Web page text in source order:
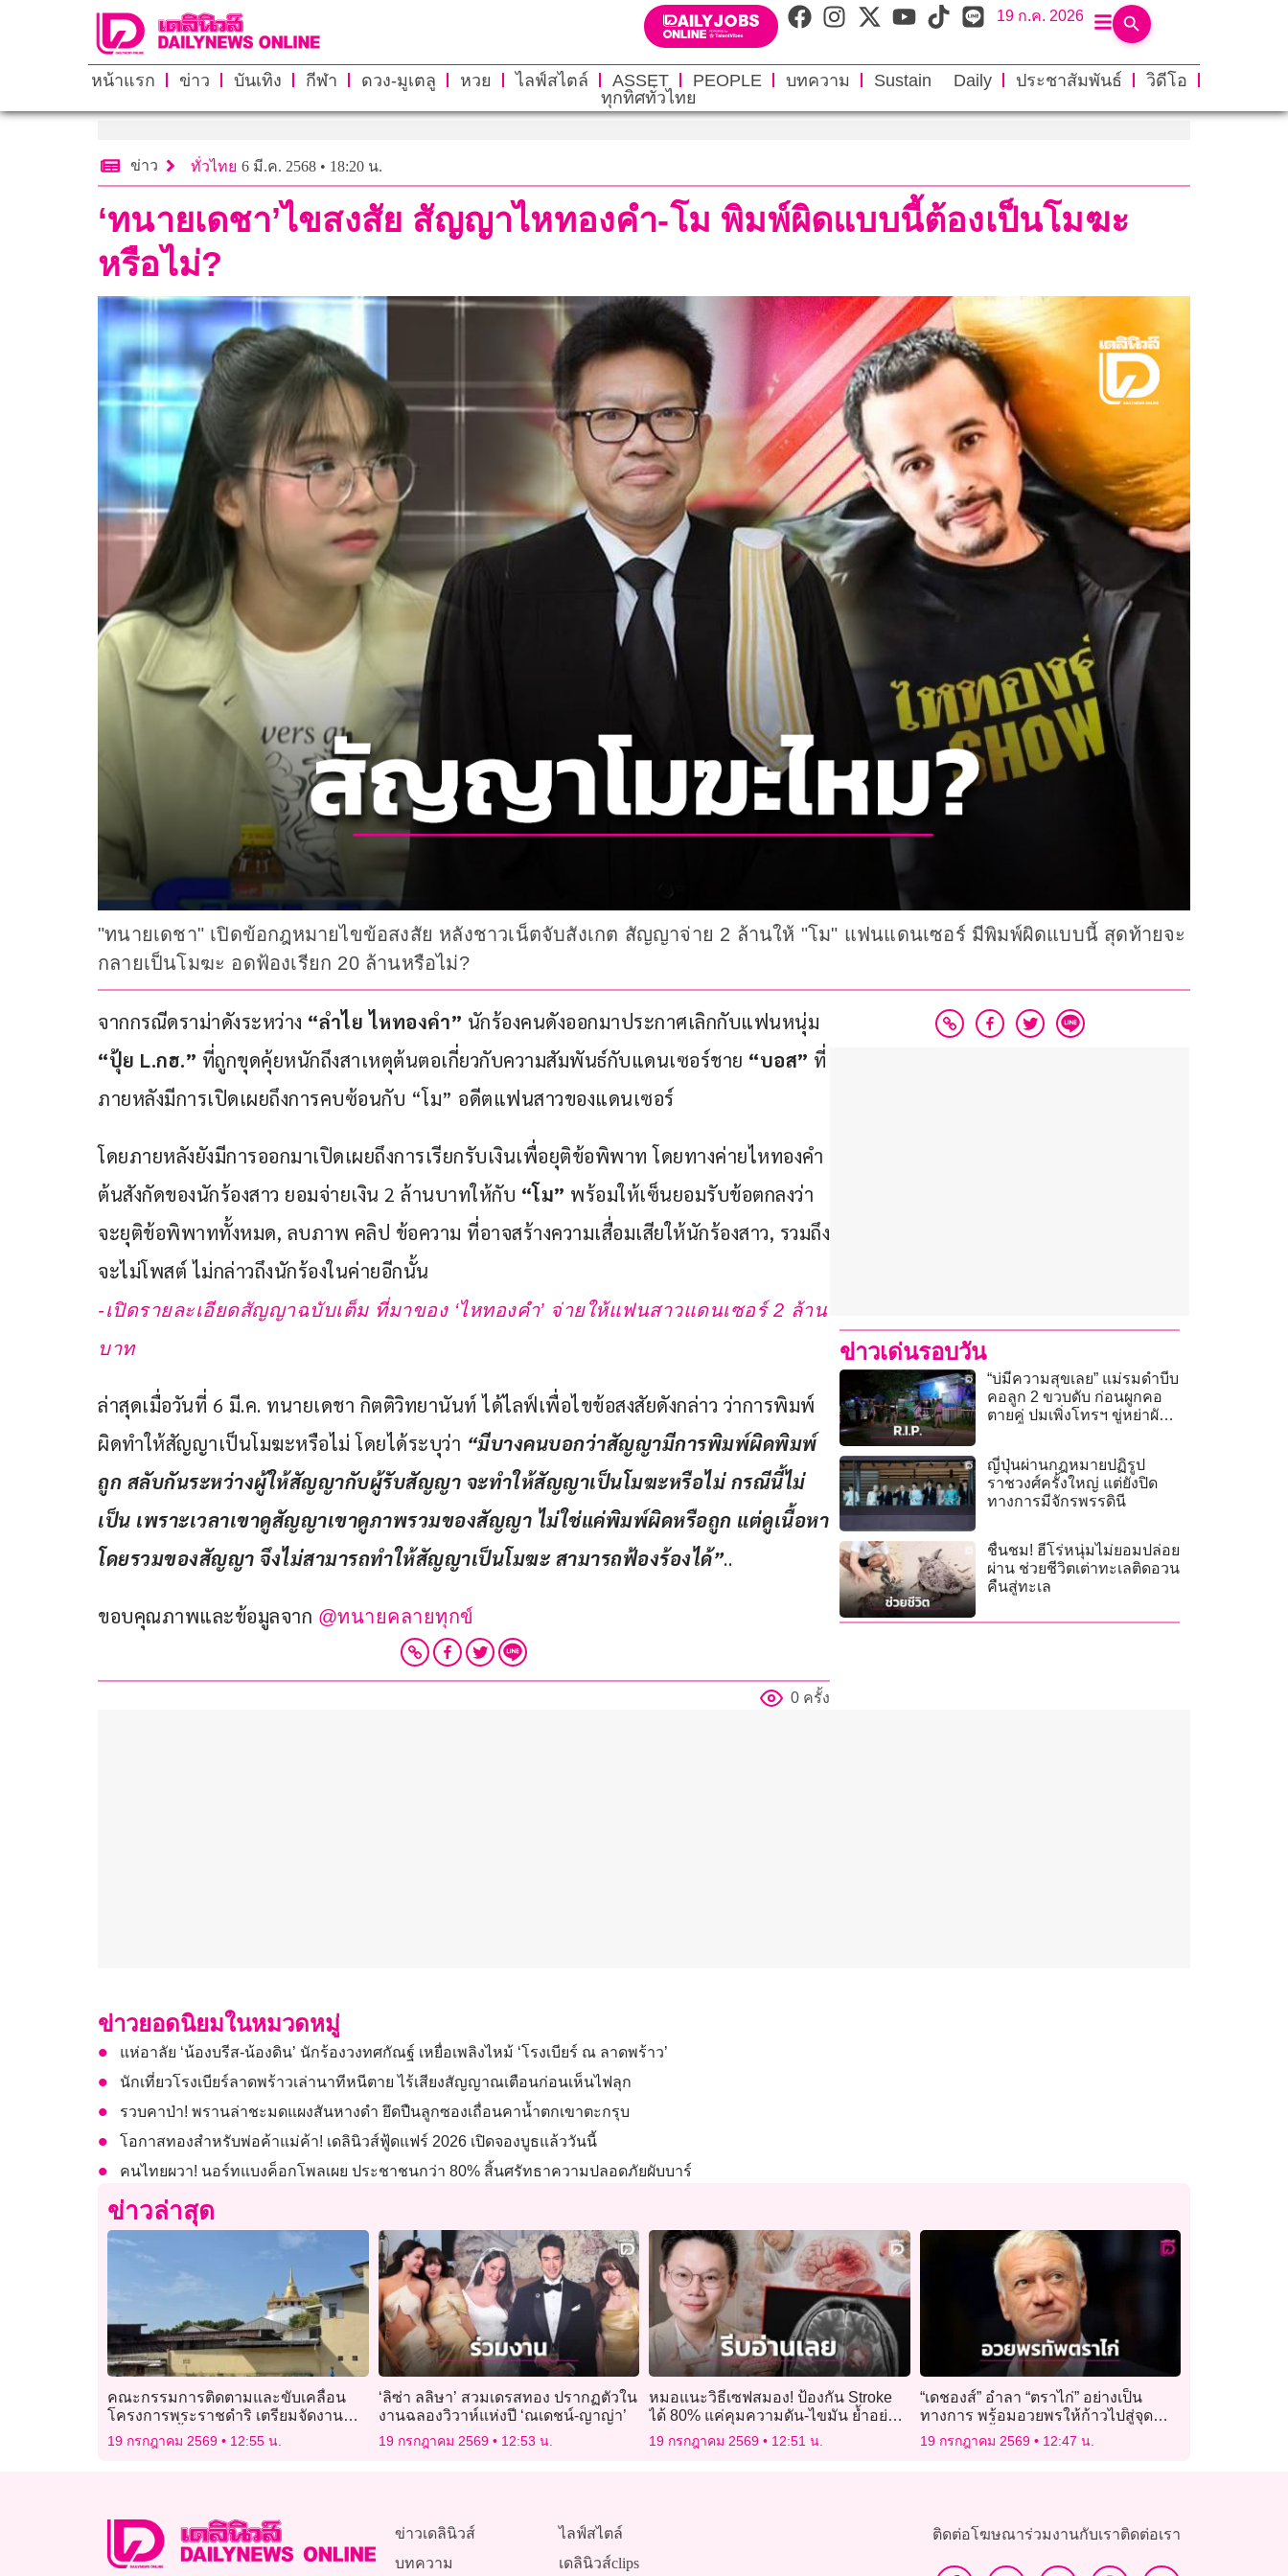
19 ก.ค. 2026
หน้าแรก ข่าว บันเทิง กีฬา ดวง-มูเตลู หวย ไลฟ์สไตล์ ASSET PEOPLE บทความ Sustain Daily ประชาสัมพันธ์
วิดีโอ
ทุกทิศทั่วไทย
ข่าว ทั่วไทย 6 มี.ค. 2568 • 18:20 น.
‘ทนายเดชา’ไขสงสัย สัญญาไหทองคำ-โม พิมพ์ผิดแบบนี้ต้องเป็นโมฆะ
หรือไม่?
"ทนายเดชา" เปิดข้อกฎหมายไขข้อสงสัย หลังชาวเน็ตจับสังเกต สัญญาจ่าย 2 ล้านให้ "โม" แฟนแดนเซอร์ มีพิมพ์ผิดแบบนี้ สุดท้ายจะ
กลายเป็นโมฆะ อดฟ้องเรียก 20 ล้านหรือไม่?
จากกรณีดราม่าดังระหว่าง “ลำไย ไหทองคำ” นักร้องคนดังออกมาประกาศเลิกกับแฟนหนุ่ม
“ปุ้ย L.กฮ.” ที่ถูกขุดคุ้ยหนักถึงสาเหตุต้นตอเกี่ยวกับความสัมพันธ์กับแดนเซอร์ชาย “บอส” ที่
ภายหลังมีการเปิดเผยถึงการคบซ้อนกับ “โม” อดีตแฟนสาวของแดนเซอร์
โดยภายหลังยังมีการออกมาเปิดเผยถึงการเรียกรับเงินเพื่อยุติข้อพิพาท โดยทางค่ายไหทองคำ
ต้นสังกัดของนักร้องสาว ยอมจ่ายเงิน 2 ล้านบาทให้กับ “โม” พร้อมให้เซ็นยอมรับข้อตกลงว่า
จะยุติข้อพิพาททั้งหมด, ลบภาพ คลิป ข้อความ ที่อาจสร้างความเสื่อมเสียให้นักร้องสาว, รวมถึง
จะไม่โพสต์ ไม่กล่าวถึงนักร้องในค่ายอีกนั้น
-เปิดรายละเอียดสัญญาฉบับเต็ม ที่มาของ ‘ไหทองคำ’ จ่ายให้แฟนสาวแดนเซอร์ 2 ล้าน
บาท
ล่าสุดเมื่อวันที่ 6 มี.ค. ทนายเดชา กิตติวิทยานันท์ ได้ไลฟ์เพื่อไขข้อสงสัยดังกล่าว ว่าการพิมพ์
ผิดทำให้สัญญาเป็นโมฆะหรือไม่ โดยได้ระบุว่า “มีบางคนบอกว่าสัญญามีการพิมพ์ผิดพิมพ์
ถูก สลับกันระหว่างผู้ให้สัญญากับผู้รับสัญญา จะทำให้สัญญาเป็นโมฆะหรือไม่ กรณีนี้ไม่
เป็น เพราะเวลาเขาดูสัญญาเขาดูภาพรวมของสัญญา ไม่ใช่แค่พิมพ์ผิดหรือถูก แต่ดูเนื้อหา
โดยรวมของสัญญา จึงไม่สามารถทำให้สัญญาเป็นโมฆะ สามารถฟ้องร้องได้”..
ขอบคุณภาพและข้อมูลจาก @ทนายคลายทุกข์
0 ครั้ง
ข่าวเด่นรอบวัน
“บ่มีความสุขเลย” แม่รมดำบีบ
คอลูก 2 ขวบดับ ก่อนผูกคอ
ตายคู่ ปมเพิ่งโทรฯ ขู่หย่าผัว
ญี่ปุ่นผ่านกฎหมายปฏิรูป
ราชวงศ์ครั้งใหญ่ แต่ยังปิด
ทางการมีจักรพรรดินี
ชื่นชม! ฮีโร่หนุ่มไม่ยอมปล่อย
ผ่าน ช่วยชีวิตเต่าทะเลติดอวน
คืนสู่ทะเล
ข่าวยอดนิยมในหมวดหมู่
แห่อาลัย ‘น้องบรีส-น้องดิน’ นักร้องวงทศกัณฐ์ เหยื่อเพลิงไหม้ ‘โรงเบียร์ ณ ลาดพร้าว’
นักเที่ยวโรงเบียร์ลาดพร้าวเล่านาทีหนีตาย ไร้เสียงสัญญาณเตือนก่อนเห็นไฟลุก
รวบคาป่า! พรานล่าชะมดแผงสันหางดำ ยึดปืนลูกซองเถื่อนคาน้ำตกเขาตะกรุบ
โอกาสทองสำหรับพ่อค้าแม่ค้า! เดลินิวส์ฟู้ดแฟร์ 2026 เปิดจองบูธแล้ววันนี้
คนไทยผวา! นอร์ทแบงค็อกโพลเผย ประชาชนกว่า 80% สิ้นศรัทธาความปลอดภัยผับบาร์
ข่าวล่าสุด
คณะกรรมการติดตามและขับเคลื่อน
โครงการพระราชดำริ เตรียมจัดงาน
ใหญ่ ‘สายน้ำแห่งชีวิต ใต้ร่มพระบารมี’
24-31ก.ค.นี้
19 กรกฎาคม 2569 12:55 น.
‘ลิซ่า ลลิษา’ สวมเดรสทอง ปรากฏตัวใน
งานฉลองวิวาห์แห่งปี ‘ณเดชน์-ญาญ่า’
19 กรกฎาคม 2569 12:53 น.
หมอแนะวิธีเซฟสมอง! ป้องกัน Stroke
ได้ 80% แค่คุมความดัน-ไขมัน ย้ำอย่า
รอให้มีอาการ
19 กรกฎาคม 2569 12:51 น.
“เดชองส์” อำลา “ตราไก่” อย่างเป็น
ทางการ พร้อมอวยพรให้ก้าวไปสู่จุด
สูงสุดอีกครั้ง
19 กรกฎาคม 2569 12:47 น.
ข่าวเดลินิวส์
บทความ
ไลฟ์สไตล์
เดลินิวส์clips
ติดต่อโฆษณาร่วมงานกับเราติดต่อเรา